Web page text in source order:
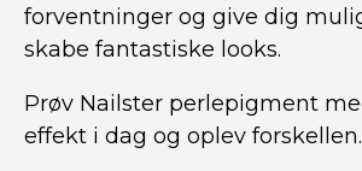
forventninger og give dig
skabe fantastiske looks.
Prøv Nailster perlepigment
effekt i dag og oplev forskellen.